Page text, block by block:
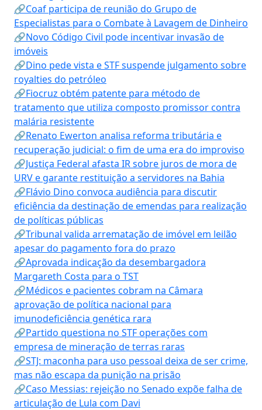
🔗Coaf participa de reunião do Grupo de
Especialistas para o Combate à Lavagem de Dinheiro
🔗Novo Código Civil pode incentivar invasão de
imóveis
🔗Dino pede vista e STF suspende julgamento sobre
royalties do petróleo
🔗Fiocruz obtém patente para método de
tratamento que utiliza composto promissor contra
malária resistente
🔗Renato Ewerton analisa reforma tributária e
recuperação judicial: o fim de uma era do improviso
🔗Justiça Federal afasta IR sobre juros de mora de
URV e garante restituição a servidores na Bahia
🔗Flávio Dino convoca audiência para discutir
eficiência da destinação de emendas para realização
de políticas públicas
🔗Tribunal valida arrematação de imóvel em leilão
apesar do pagamento fora do prazo
🔗Aprovada indicação da desembargadora
Margareth Costa para o TST
🔗Médicos e pacientes cobram na Câmara
aprovação de política nacional para
imunodeficiência genética rara
🔗Partido questiona no STF operações com
empresa de mineração de terras raras
🔗STJ: maconha para uso pessoal deixa de ser crime,
mas não escapa da punição na prisão
🔗Caso Messias: rejeição no Senado expõe falha de
articulação de Lula com Davi